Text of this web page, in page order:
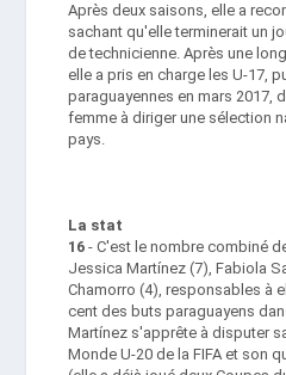
Après deux saisons, elle a
sachant qu'elle terminerait un
de technicienne. Après une
elle a pris en charge les U-17,
paraguayennes en mars 2017,
femme à diriger une sélection
pays.
La stat
16 - C'est le nombre combiné
Jessica Martínez (7), Fabiola
Chamorro (4), responsables à
cent des buts paraguayens
Martínez s'apprête à disputer
Monde U-20 de la FIFA et son